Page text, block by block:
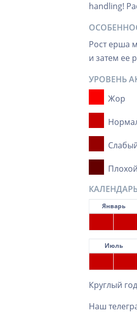
handling!
Рост ерша
и затем ее
УРОВЕНЬ
Жор
Плохой
Январь
Июль
Круглый
Наш